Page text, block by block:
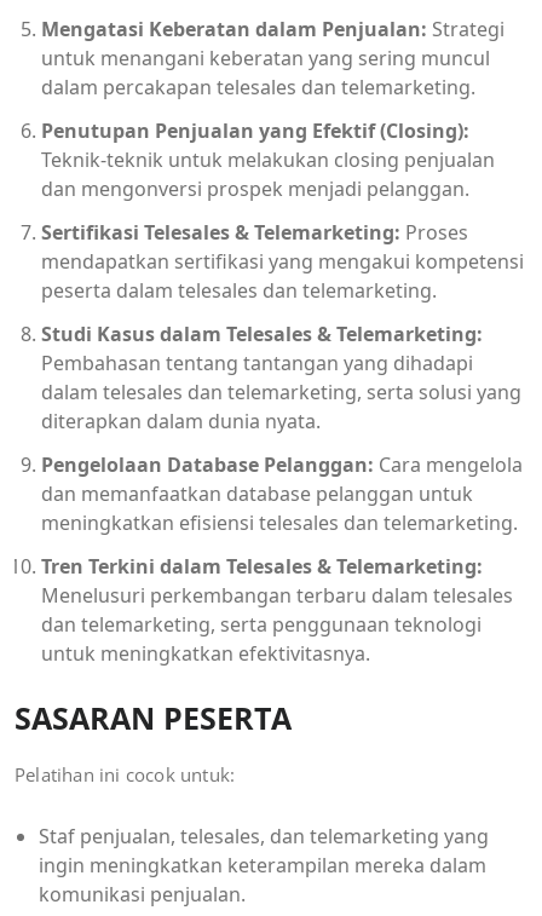
Mengatasi Keberatan dalam Penjualan: Strategi
untuk menangani keberatan yang sering muncul
dalam percakapan telesales dan telemarketing.
Penutupan Penjualan yang Efektif (Closing):
Teknik-teknik untuk melakukan closing penjualan
dan mengonversi prospek menjadi pelanggan.
Sertifikasi Telesales & Telemarketing: Proses
mendapatkan sertifikasi yang mengakui kompetensi
peserta dalam telesales dan telemarketing.
Studi Kasus dalam Telesales & Telemarketing:
Pembahasan tentang tantangan yang dihadapi
dalam telesales dan telemarketing, serta solusi yang
diterapkan dalam dunia nyata.
Pengelolaan Database Pelanggan: Cara mengelola
dan memanfaatkan database pelanggan untuk
meningkatkan efisiensi telesales dan telemarketing.
Tren Terkini dalam Telesales & Telemarketing:
Menelusuri perkembangan terbaru dalam telesales
dan telemarketing, serta penggunaan teknologi
untuk meningkatkan efektivitasnya.
SASARAN PESERTA
Pelatihan ini cocok untuk:
Staf penjualan, telesales, dan telemarketing yang
ingin meningkatkan keterampilan mereka dalam
komunikasi penjualan.